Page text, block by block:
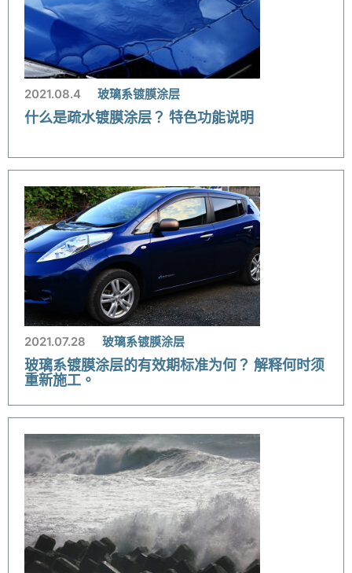
2021.08.4 玻璃系镀膜涂层
什么是疏水镀膜涂层？ 特色功能说明
2021.07.28 玻璃系镀膜涂层
玻璃系镀膜涂层的有效期标准为何？ 解释何时须
重新施工。